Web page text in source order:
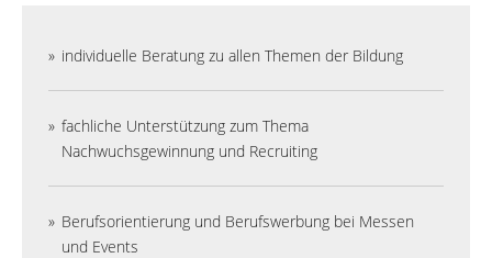
individuelle Beratung zu allen Themen der Bildung
fachliche Unterstützung zum Thema
Nachwuchsgewinnung und Recruiting
Berufsorientierung und Berufswerbung bei Messen
und Events